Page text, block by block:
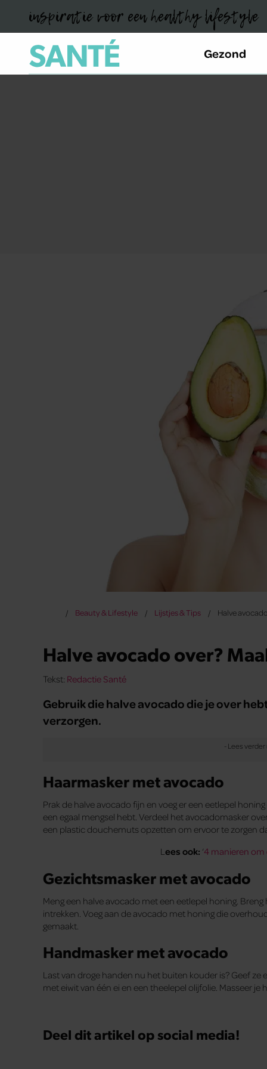
inspiratie voor een healthy lifestyle
Gezond
Beauty & Lifestyle Lijstjes & Tips Halve
Halve avocado over?
Tekst: Redactie Santé
Gebruik die halve avocado die je over
verzorgen.
Haarmasker met avocado
Prak de halve avocado fijn en voeg er een eetlepel
een egaal mengsel hebt. Verdeel het avocadomasker
een plastic douchemuts opzetten om ervoor te zorgen
Lees ook: ‘4 manieren om
Gezichtsmasker met avocado
Meng een halve avocado met een eetlepel honing.
intrekken. Voeg aan de avocado met honing die
gemaakt.
Handmasker met avocado
Last van droge handen nu het buiten kouder is? Geef
met eiwit van één ei en een theelepel olijfolie. Masseer
Deel dit artikel op social media!